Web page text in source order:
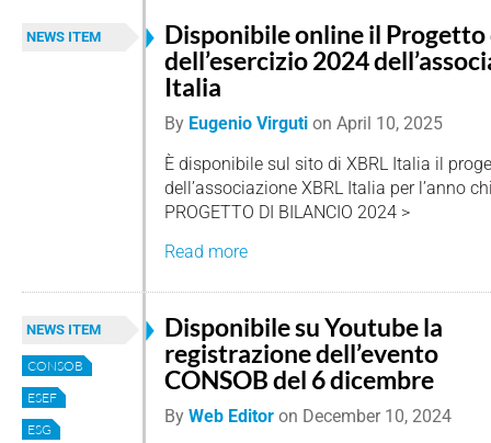
NEWS ITEM
Disponibile online il
dell’esercizio 2024
Italia
By Eugenio Virguti on April 10, 2025
È disponibile sul sito di XBRL Italia il
dell’associazione XBRL Italia per l’anno
PROGETTO DI BILANCIO 2024 >
Read more
NEWS ITEM
CONSOB
ESEF
ESG
Disponibile su Youtube la
registrazione dell’evento
CONSOB del 6 dicembre
By Web Editor on December 10, 2024